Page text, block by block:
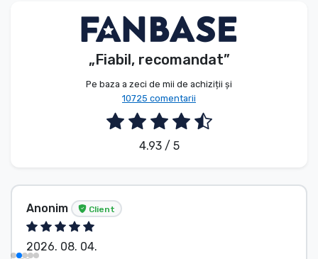
„Fiabil, recomandat”
Pe baza a zeci de mii de achiziții și
10725 comentarii
4.93 / 5
Anonim Client
2026. 08. 04.